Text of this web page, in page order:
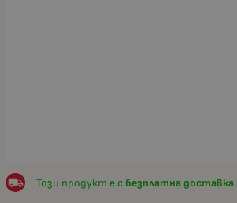
Този продукт е с безплатна доставка.